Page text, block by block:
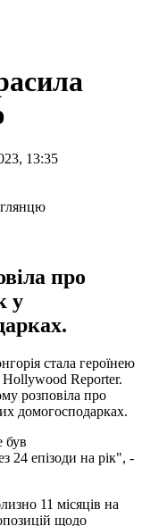
13:35
про
у
стала героїнею
Reporter.
розповіла про
домогосподарках.
був
24 епізоди на рік", -
11 місяців на
щодо